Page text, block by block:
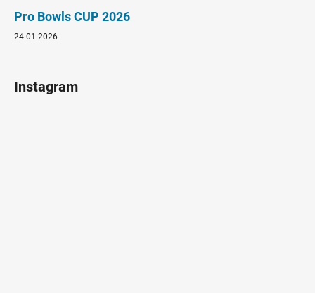
Pro Bowls CUP 2026
24.01.2026
Instagram